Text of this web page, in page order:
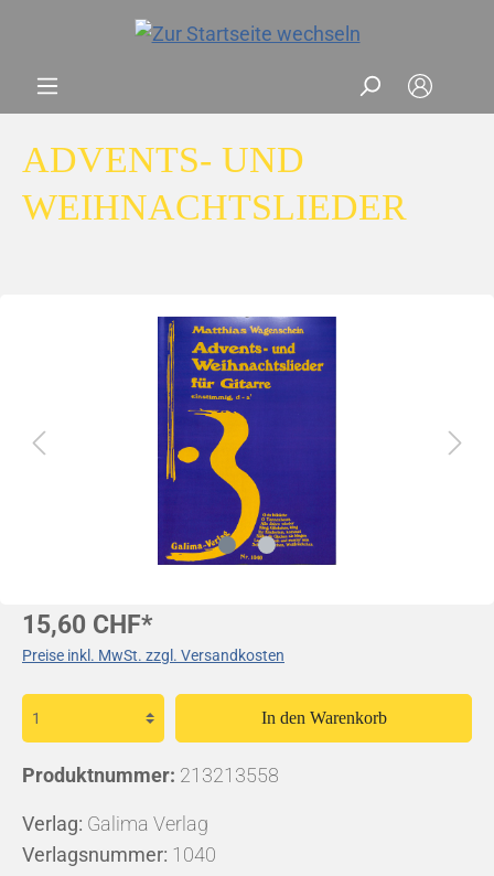
ADVENTS- UND
WEIHNACHTSLIEDER
15,60 CHF*
Preise inkl. MwSt. zzgl. Versandkosten
In den Warenkorb
Produktnummer: 213213558
Verlag: Galima Verlag
Verlagsnummer: 1040